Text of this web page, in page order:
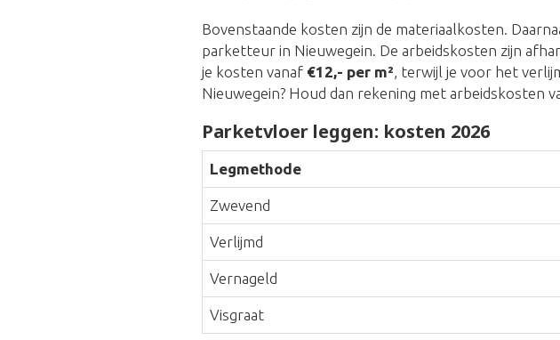
Bovenstaande kosten zijn de materiaalkosten.
parketteur in Nieuwegein. De arbeidskosten zijn
je kosten vanaf €12,- per m², terwijl je voor het
Nieuwegein? Houd dan rekening met arbeidskosten
Parketvloer leggen: kosten 2026
Legmethode
Zwevend
Verlijmd
Vernageld
Visgraat